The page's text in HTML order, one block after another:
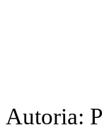
Autoria: